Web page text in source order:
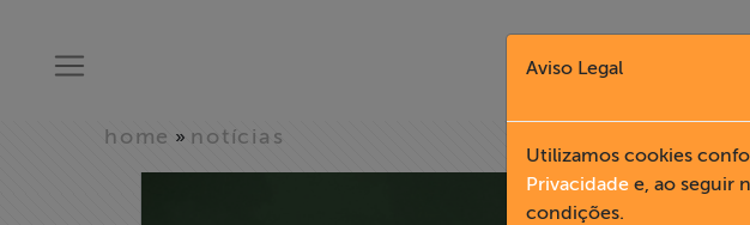
home » notícias
Aviso Legal
Utilizamos cookies
Privacidade e, ao seguir
condições.